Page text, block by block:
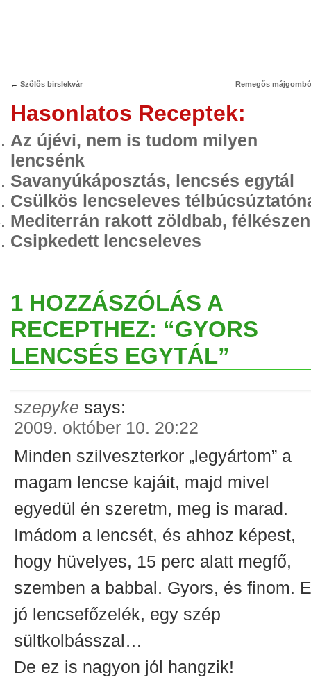
← Szőlős birslekvár Remegős
Hasonlatos Receptek:
Az újévi, nem is tudom milyen
lencsénk
Savanyúkáposztás, lencsés egytál
Csülkös lencseleves
Mediterrán rakott zöldbab, félkészen
Csipkedett lencseleves
1 HOZZÁSZÓLÁS A
RECEPTHEZ: “GYORS
LENCSÉS EGYTÁL”
szepyke says:
2009. október 10. 20:22
Minden szilveszterkor „legyártom” a
magam lencse kajáit, majd mivel
egyedül én szeretm, meg is marad.
Imádom a lencsét, és ahhoz képest,
hogy hüvelyes, 15 perc alatt megfő,
szemben a babbal. Gyors, és finom.
jó lencsefőzelék, egy szép
sültkolbásszal…
De ez is nagyon jól hangzik!